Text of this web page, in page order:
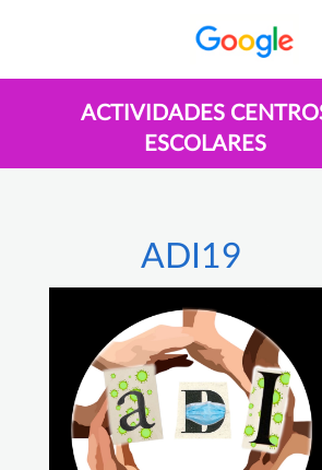
ACTIVIDADES
ESCOLARES
ADI19